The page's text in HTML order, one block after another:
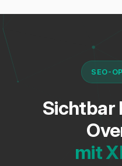
SEO-
Sichtbar
mit